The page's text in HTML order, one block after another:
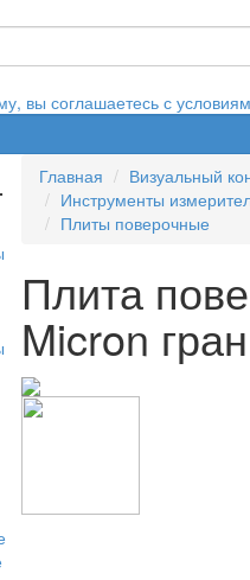
вы соглашаетесь с
Главная
Визуальный
Инструменты
Плиты поверочные
Плита
Micron